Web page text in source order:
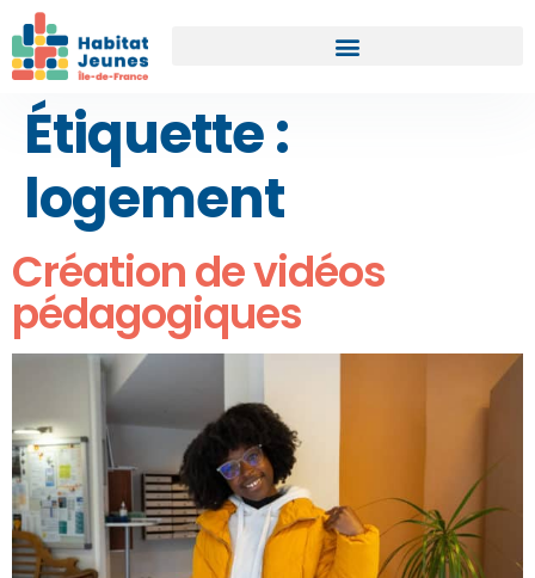
Étiquette :
logement
Création de vidéos
pédagogiques